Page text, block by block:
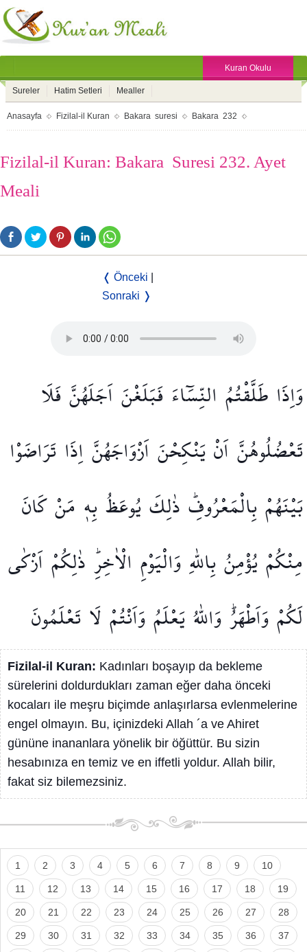
Kuran Okulu
Sureler Hatim Setleri Mealler
Anasayfa Fizilal-il Kuran Bakara suresi Bakara 232
Fizilal-il Kuran: Bakara Suresi 232. Ayet
Meali
❬ Önceki
Sonraki ❭
وَاِذَا طَلَّقْتُمُ النِّسَٓاءَ فَبَلَغْنَاَجَلَهُنَّفَلَا
تَعْضُلُوهُنَّاَنْيَنْكِحْنَاَزْوَاجَهُنَّاِذَا تَرَاضَوْا
بَيْنَهُمْبِالْمَعْرُوفِۜ ذٰلِكَيُوعَظُبِه۪ مَنْكَانَ
مِنْكُمْيُؤْمِنُبِاللّٰهِوَالْيَوْمِ الْاٰخِرِۜ ذٰلِكُمْاَزْكٰى
لَكُمْوَاَطْهَرُۜوَاللّٰهُيَعْلَمُوَاَنْتُمْ لَا تَعْلَمُونَ
Fizilal-il Kuran: Kadınları boşayıp da bekleme
sürelerini doldurdukları zaman eğer daha önceki
kocaları ile meşru biçimde anlaşırlarsa evlenmelerine
engel olmayın. Bu, içinizdeki Allah ´a ve Ahiret
gününe inananlara yönelik bir öğüttür. Bu sizin
hesabınıza en temiz ve en iffetli yoldur. Allah bilir,
fakat siz bilemezsiniz.
1 2 3 4 5 6 7 8 9 10
11 12 13 14 15 16 17 18 19
20 21 22 23 24 25 26 27 28
29 30 31 32 33 34 35 36 37